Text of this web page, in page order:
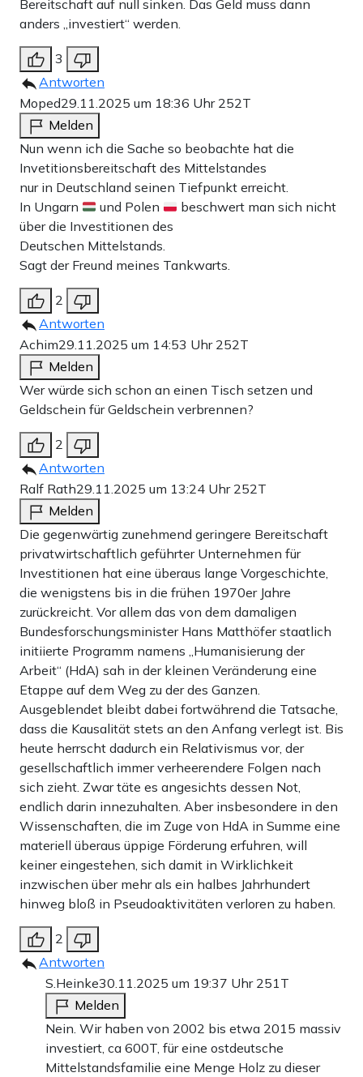
Bereitschaft auf null sinken. Das Geld muss dann
anders „investiert“ werden.
3
Antworten
Moped29.11.2025 um 18:36 Uhr 252T
Melden
Nun wenn ich die Sache so beobachte hat die
Invetitionsbereitschaft des Mittelstandes
nur in Deutschland seinen Tiefpunkt erreicht.
In Ungarn
und Polen
beschwert man sich nicht
über die Investitionen des
Deutschen Mittelstands.
Sagt der Freund meines Tankwarts.
2
Antworten
Achim29.11.2025 um 14:53 Uhr 252T
Melden
Wer würde sich schon an einen Tisch setzen und
Geldschein für Geldschein verbrennen?
2
Antworten
Ralf Rath29.11.2025 um 13:24 Uhr 252T
Melden
Die gegenwärtig zunehmend geringere Bereitschaft
privatwirtschaftlich geführter Unternehmen für
Investitionen hat eine überaus lange Vorgeschichte,
die wenigstens bis in die frühen 1970er Jahre
zurückreicht. Vor allem das von dem damaligen
Bundesforschungsminister Hans Matthöfer staatlich
initiierte Programm namens „Humanisierung der
Arbeit“ (HdA) sah in der kleinen Veränderung eine
Etappe auf dem Weg zu der des Ganzen.
Ausgeblendet bleibt dabei fortwährend die Tatsache,
dass die Kausalität stets an den Anfang verlegt ist. Bis
heute herrscht dadurch ein Relativismus vor, der
gesellschaftlich immer verheerendere Folgen nach
sich zieht. Zwar täte es angesichts dessen Not,
endlich darin innezuhalten. Aber insbesondere in den
Wissenschaften, die im Zuge von HdA in Summe eine
materiell überaus üppige Förderung erfuhren, will
keiner eingestehen, sich damit in Wirklichkeit
inzwischen über mehr als ein halbes Jahrhundert
hinweg bloß in Pseudoaktivitäten verloren zu haben.
2
Antworten
S.Heinke30.11.2025 um 19:37 Uhr 251T
Melden
Nein. Wir haben von 2002 bis etwa 2015 massiv
investiert, ca 600T, für eine ostdeutsche
Mittelstandsfamilie eine Menge Holz zu dieser